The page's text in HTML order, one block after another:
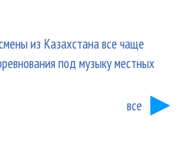
из Казахстана все чаще
под музыку местных
все